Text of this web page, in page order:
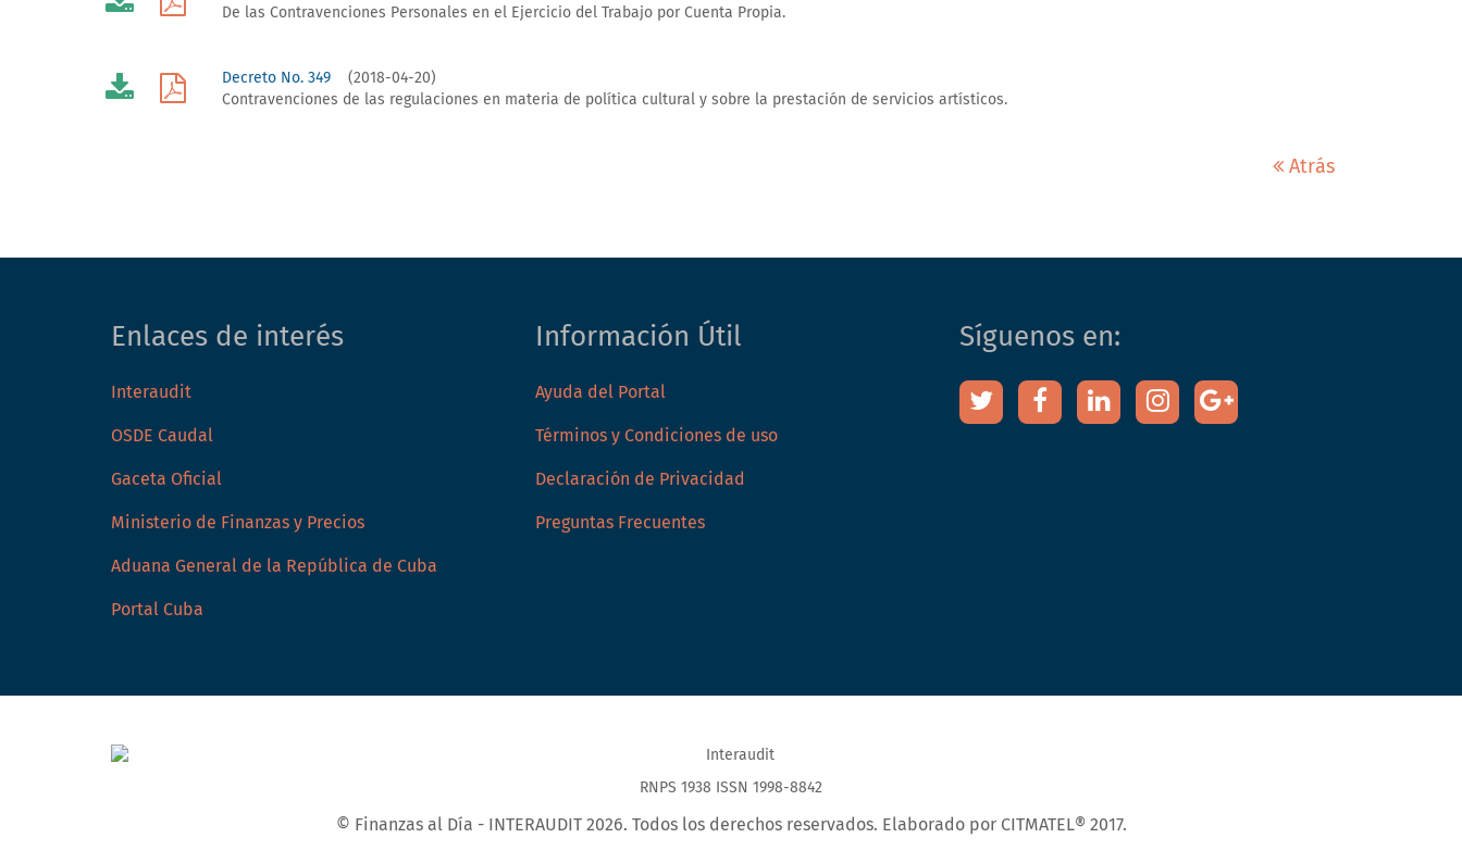
De las Contravenciones Personales en el Ejercicio del Trabajo por Cuenta Propia.
Decreto No. 349 (2018-04-20)
Contravenciones de las regulaciones en materia de política cultural y sobre la prestación de servicios artísticos.
Atrás
Enlaces de interés
Interaudit
OSDE Caudal
Gaceta Oficial
Ministerio de Finanzas y Precios
Aduana General de la República de Cuba
Portal Cuba
Información Útil
Ayuda del Portal
Términos y Condiciones de uso
Declaración de Privacidad
Preguntas Frecuentes
Síguenos en:
RNPS 1938 ISSN 1998-8842
© Finanzas al Día - INTERAUDIT 2026. Todos los derechos reservados. Elaborado por CITMATEL® 2017.